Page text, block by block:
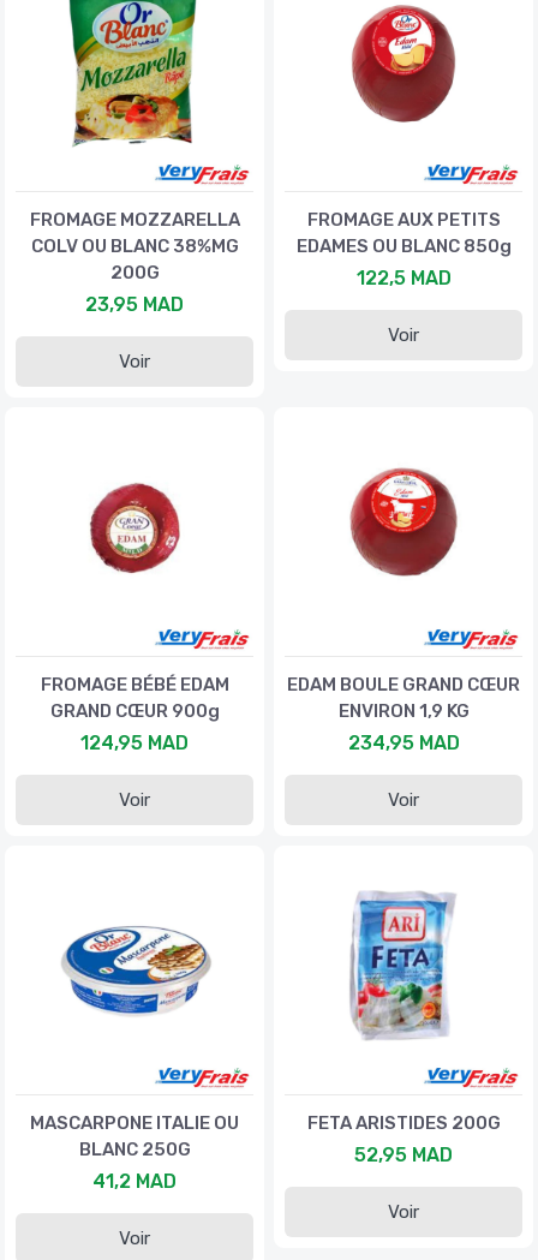
FROMAGE MOZZARELLA
COLV OU BLANC 38%MG
200G
23,95 MAD
Voir
FROMAGE AUX PETITS
EDAMES OU BLANC 850g
122,5 MAD
Voir
FROMAGE BÉBÉ EDAM
GRAND CŒUR 900g
124,95 MAD
Voir
EDAM BOULE GRAND CŒUR
ENVIRON 1,9 KG
234,95 MAD
Voir
MASCARPONE ITALIE OU
BLANC 250G
41,2 MAD
Voir
FETA ARISTIDES 200G
52,95 MAD
Voir